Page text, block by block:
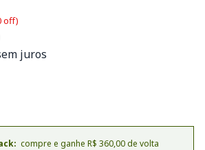
off)
juros
compre e ganhe R$ 360,00 de volta